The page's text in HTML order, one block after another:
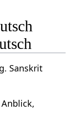
Sanskrit